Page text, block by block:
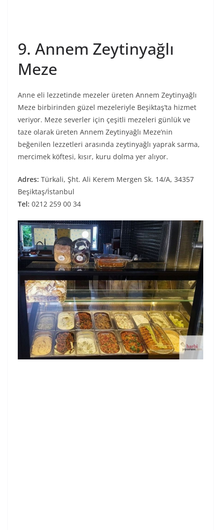
9. Annem Zeytinyağlı
Meze
Anne eli lezzetinde mezeler üreten Annem Zeytinyağlı
Meze birbirinden güzel mezeleriyle Beşiktaş’ta hizmet
veriyor. Meze severler için çeşitli mezeleri günlük ve
taze olarak üreten Annem Zeytinyağlı Meze’nin
beğenilen lezzetleri arasında zeytinyağlı yaprak sarma,
mercimek köftesi, kısır, kuru dolma yer alıyor.
Adres: Türkali, Şht. Ali Kerem Mergen Sk. 14/A, 34357
Beşiktaş/İstanbul
Tel: 0212 259 00 34